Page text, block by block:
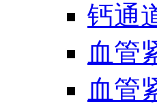
钙通
血管
血管